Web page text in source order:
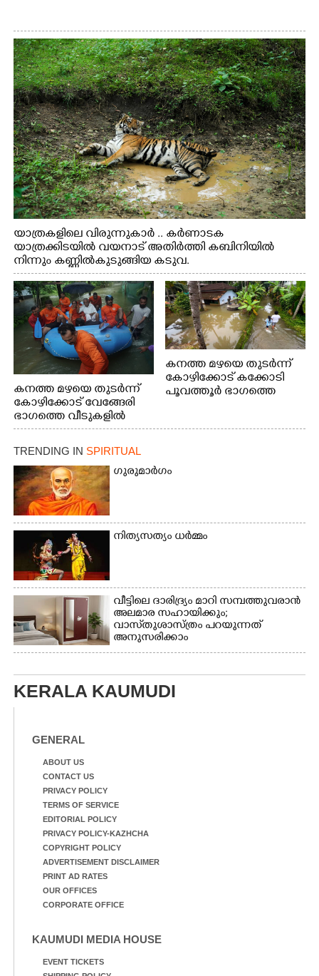
യാത്രകളിലെ വിരുന്നുകാർ .. കർണാടക
യാത്രക്കിടയിൽ വയനാട് അതിർത്തി കബിനിയിൽ
നിന്നും കണ്ണിൽകുടുങ്ങിയ കടുവ.
കനത്ത മഴയെ തുടർന്ന്
കോഴിക്കോട് വേങ്ങേരി
ഭാഗത്തെ വീടുകളിൽ
വെള്ളം
കയറിയപ്പോൾ ആളുകളെ
സുരക്ഷിത സ്ഥാനത്തേക്ക്
മാറ്റുന്ന സുരക്ഷാസേനാം
ഗങ്ങൾ
കനത്ത മഴയെ തുടർന്ന്
കോഴിക്കോട് കക്കോടി
പൂവത്തൂർ ഭാഗത്തെ
TRENDING IN SPIRITUAL
ഗുരുമാർഗം
നിത്യസത്യം ധർമ്മം
വീട്ടിലെ ദാരിദ്ര്യം മാറി സമ്പത്തുവരാൻ
അലമാര സഹായിക്കും;
വാസ്‌തുശാസ്ത്രം പറയുന്നത്
അനുസരിക്കാം
KERALA KAUMUDI
GENERAL
ABOUT US
CONTACT US
PRIVACY POLICY
TERMS OF SERVICE
EDITORIAL POLICY
PRIVACY POLICY-KAZHCHA
COPYRIGHT POLICY
ADVERTISEMENT DISCLAIMER
PRINT AD RATES
OUR OFFICES
CORPORATE OFFICE
KAUMUDI MEDIA HOUSE
EVENT TICKETS